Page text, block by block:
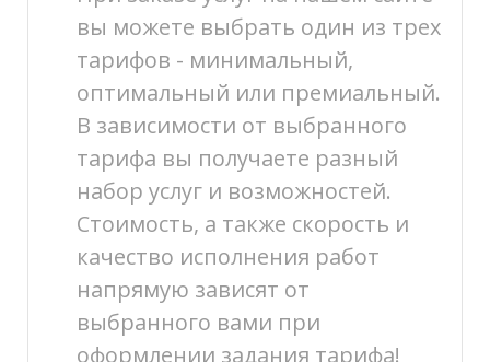
вы можете выбрать один из трех
тарифов - минимальный,
оптимальный или премиальный.
В зависимости от выбранного
тарифа вы получаете разный
набор услуг и возможностей.
Стоимость, а также скорость и
качество исполнения работ
напрямую зависят от
выбранного вами при
оформлении задания тарифа!